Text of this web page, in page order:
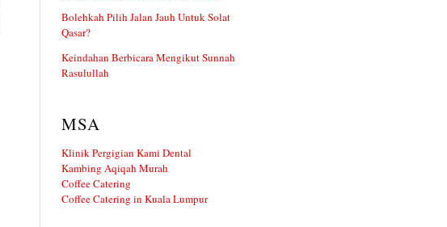
Bolehkah Pilih Jalan Jauh Untuk Solat
Qasar?
Keindahan Berbicara Mengikut Sunnah
Rasulullah
MSA
Klinik Pergigian Kami Dental
Kambing Aqiqah Murah
Coffee Catering
Coffee Catering in Kuala Lumpur